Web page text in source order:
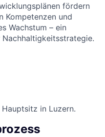
fördern
Kompetenzen und
Wachstum – ein
in Luzern.